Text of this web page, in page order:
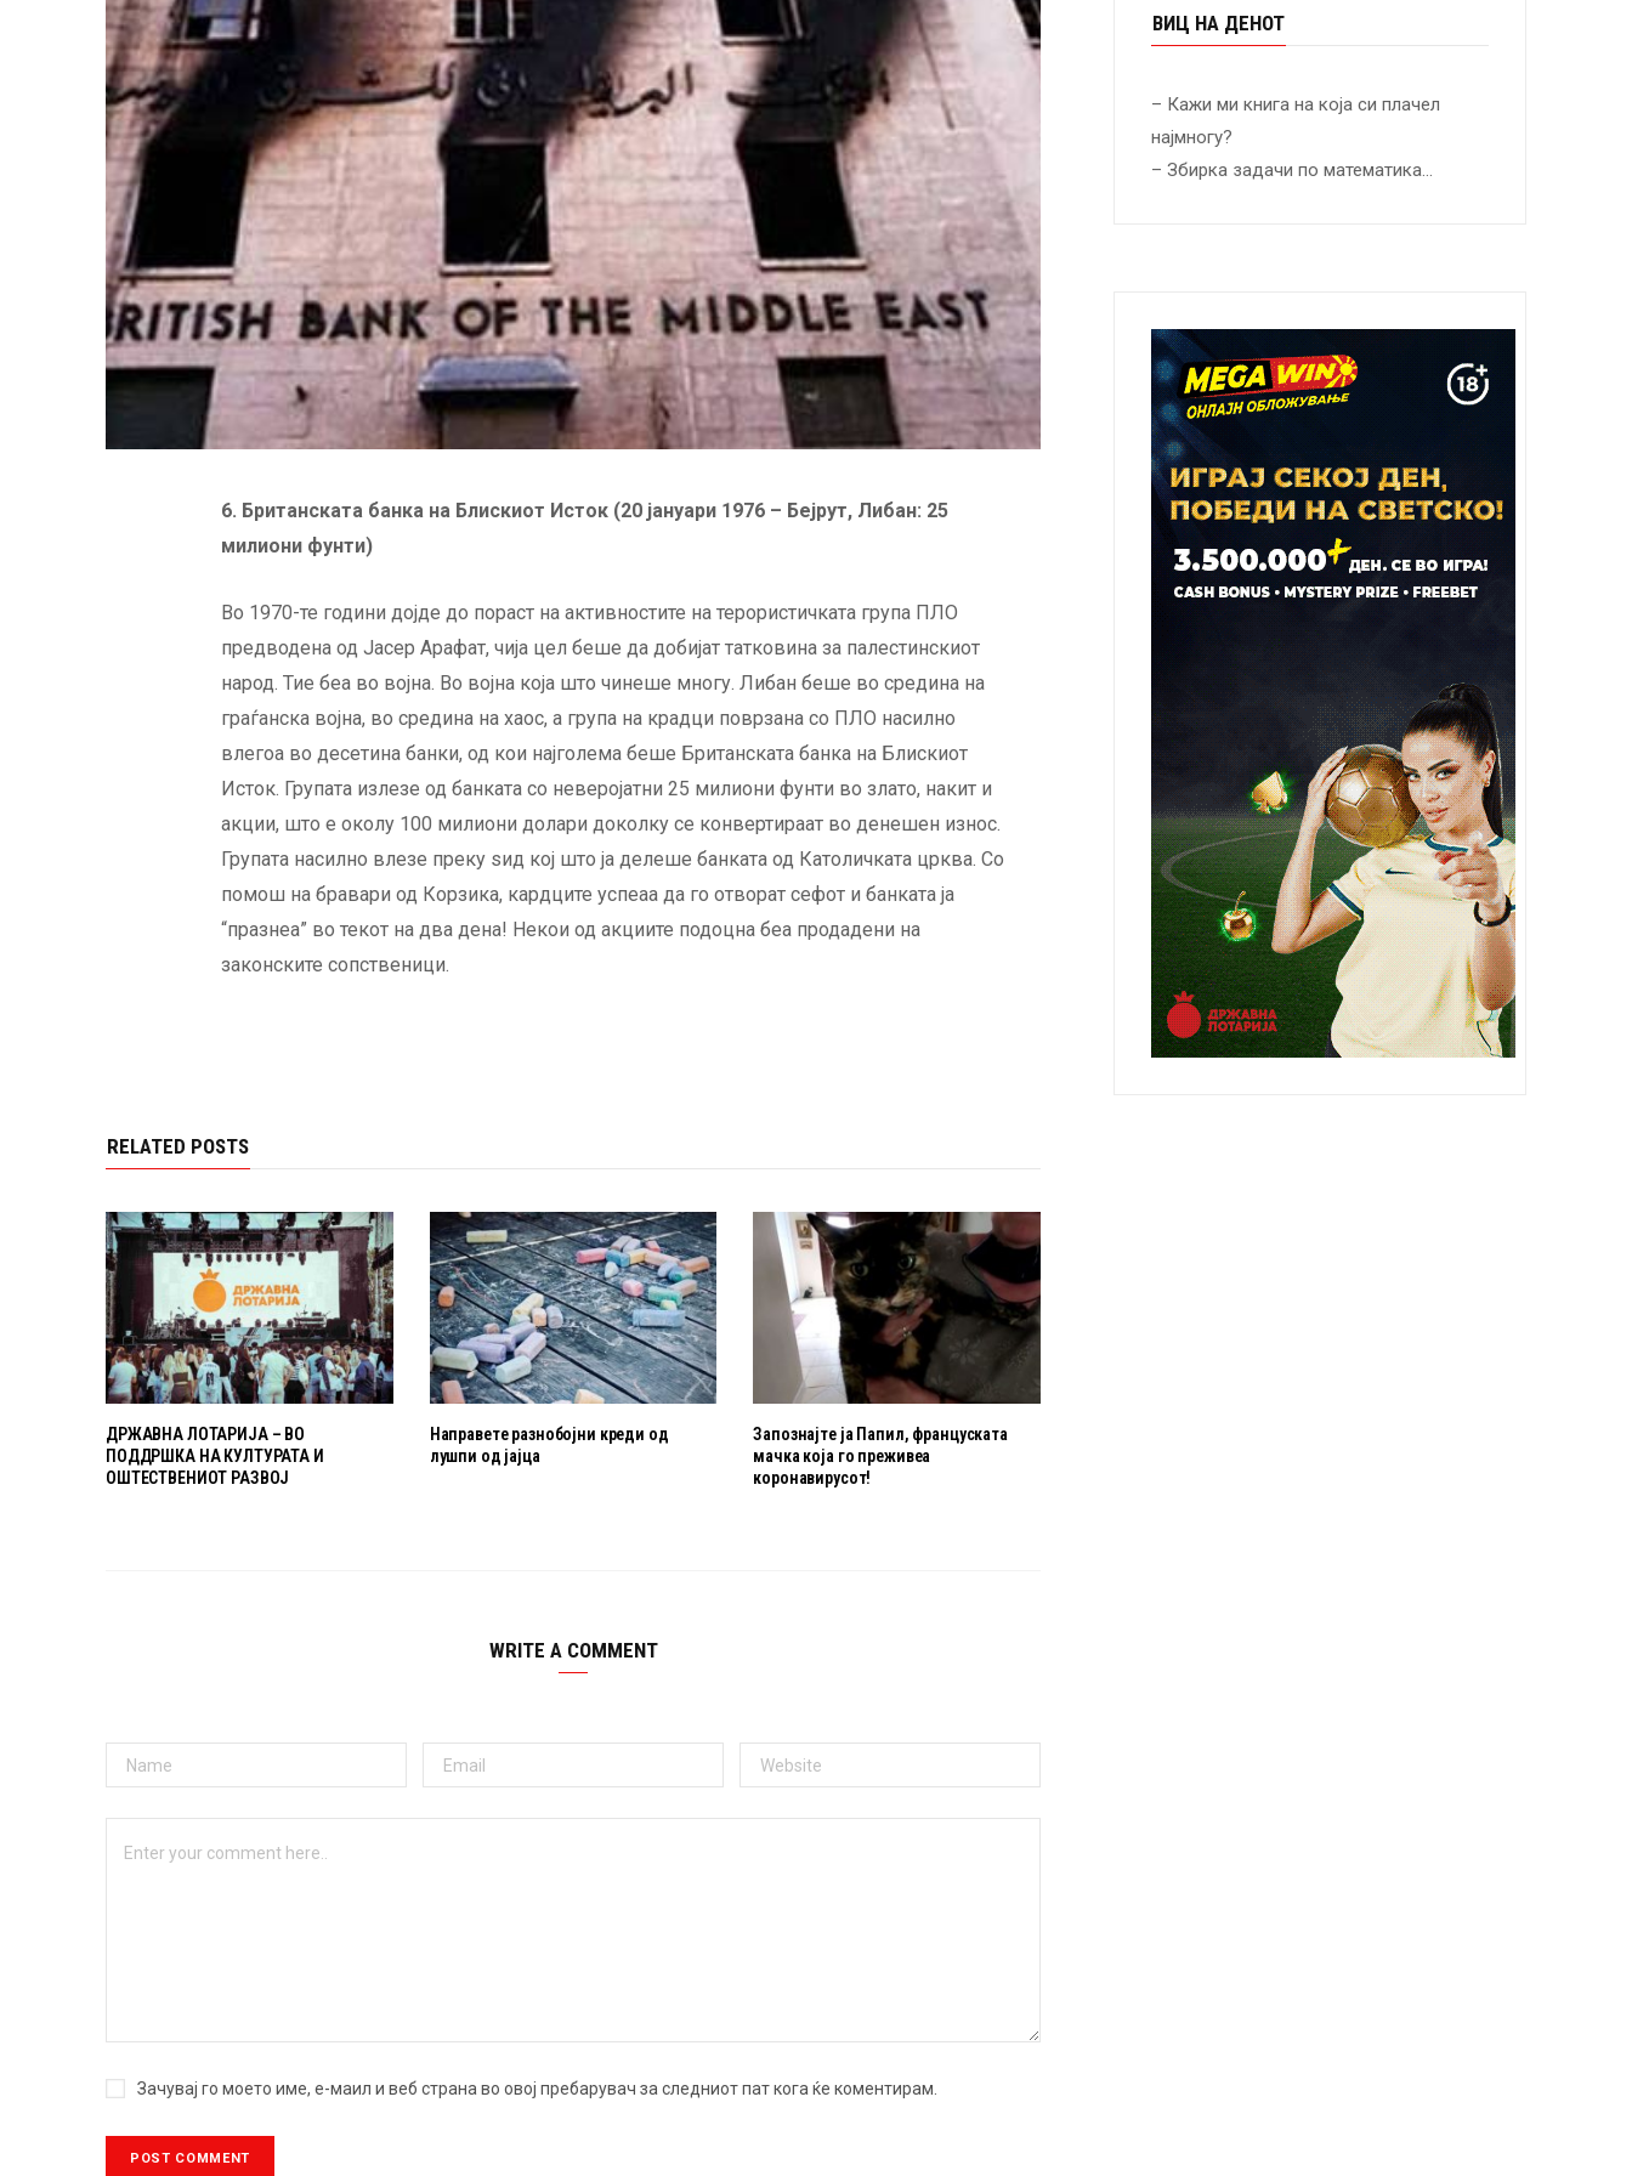
6. Британската банка на Блискиот Исток (20 јануари 1976 – Бејрут, Либан: 25
милиони фунти)
Во 1970-те години дојде до пораст на активностите на терористичката група ПЛО
предводена од Јасер Арафат, чија цел беше да добијат татковина за палестинскиот
народ. Тие беа во војна. Во војна која што чинеше многу. Либан беше во средина на
граѓанска војна, во средина на хаос, а група на крадци поврзана со ПЛО насилно
влегоа во десетина банки, од кои најголема беше Британската банка на Блискиот
Исток. Групата излезе од банката со неверојатни 25 милиони фунти во злато, накит и
акции, што е околу 100 милиони долари доколку се конвертираат во денешен износ.
Групата насилно влезе преку ѕид кој што ја делеше банката од Католичката црква. Со
помош на бравари од Корзика, кардците успеаа да го отворат сефот и банката ја
“празнеа” во текот на два дена! Некои од акциите подоцна беа продадени на
законските сопственици.
RELATED POSTS
ДРЖАВНА ЛОТАРИЈА – ВО
ПОДДРШКА НА КУЛТУРАТА И
ОШТЕСТВЕНИОТ РАЗВОЈ
Направете разнобојни креди од
лушпи од јајца
Запознајте ја Папил, француската
мачка која го преживеа
коронавирусот!
WRITE A COMMENT
Зачувај го моето име, е-маил и веб страна во овој пребарувач за следниот пат кога ќе коментирам.
ВИЦ НА ДЕНОТ
– Кажи ми книга на која си плачел
најмногу?
– Збирка задачи по математика…